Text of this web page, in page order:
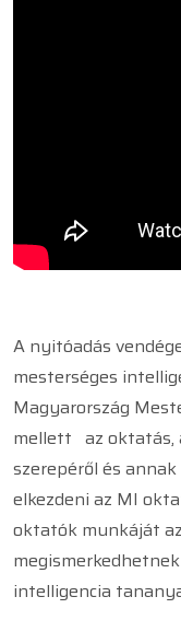
A nyitóadás
mesterséges
Magyarország
mellett az oktatás,
szerepéről és
elkezdeni az MI
oktatók munkáját
intelligencia